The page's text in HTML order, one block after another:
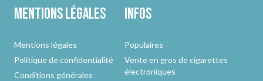
Mentions légales
Mentions légales
Politique de confidentialité
Conditions générales
Infos
Populaires
Vente en gros de cigarettes
électroniques